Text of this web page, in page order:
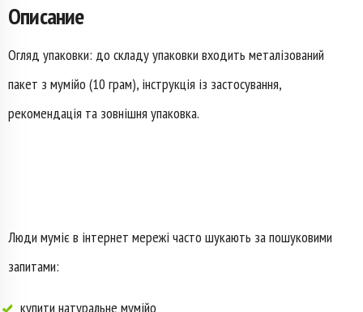
(муміє)
Описание
Огляд упаковки: до складу упаковки входить металізований
пакет з мумійо (10 грам), інструкція із застосування,
рекомендація та зовнішня упаковка.
Люди муміє в інтернет мережі часто шукають за пошуковими
запитами:
купити натуральне мумійо